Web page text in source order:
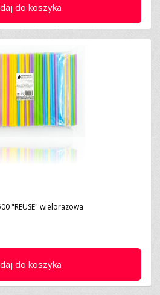
do koszyka
do koszyka
"REUSE" wielorazowa